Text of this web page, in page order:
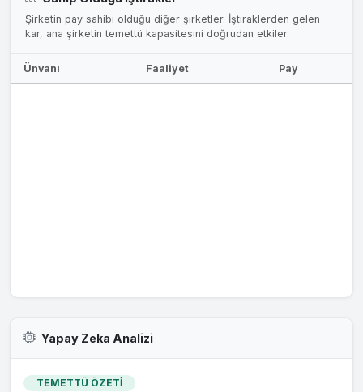
Şirketin pay sahibi olduğu diğer şirketler. İştiraklerden gelen
kar, ana şirketin temettü kapasitesini doğrudan etkiler.
Ünvanı Faaliyet Pay
Yapay Zeka Analizi
TEMETTÜ ÖZETİ